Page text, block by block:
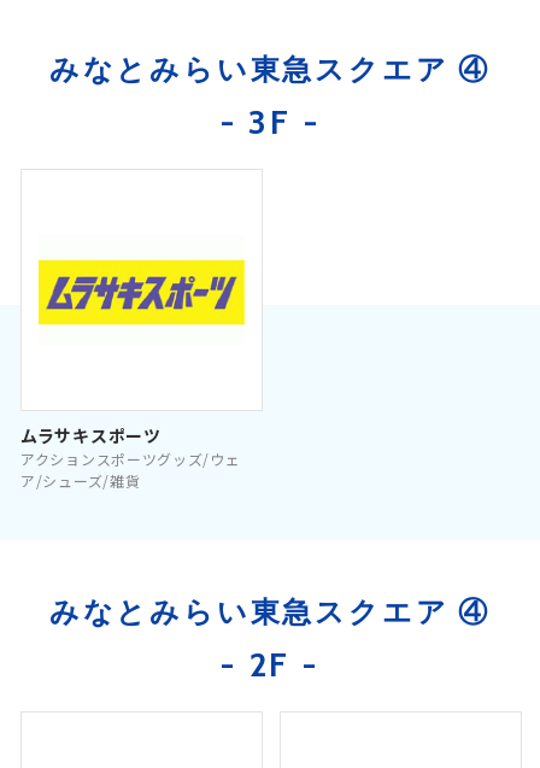
みなとみらい東急スクエア ④
- 3F -
ムラサキスポーツ
アクションスポーツグッズ/ウェ
ア/シューズ/雑貨
みなとみらい東急スクエア ④
- 2F -